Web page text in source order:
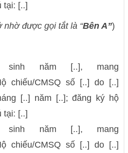
tại: [..]
nhờ được gọi tắt là “Bên A”)
sinh năm [..], mang
chiếu/CMSQ số [..] do [..]
[..] năm [..]; đăng ký hộ
tại: [..]
sinh năm [..], mang
chiếu/CMSQ số [..] do [..]